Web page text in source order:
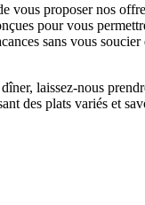
vous proposer nos
pour vous
sans vous soucier
laissez-nous
des plats variés et